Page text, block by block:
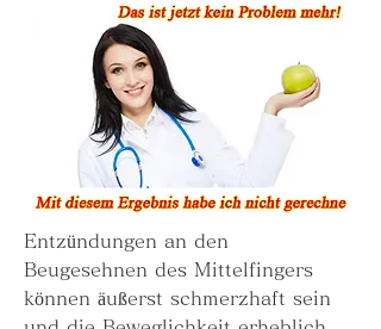
Entzündungen an den
Beugesehnen des Mittelfingers
können äußerst schmerzhaft sein